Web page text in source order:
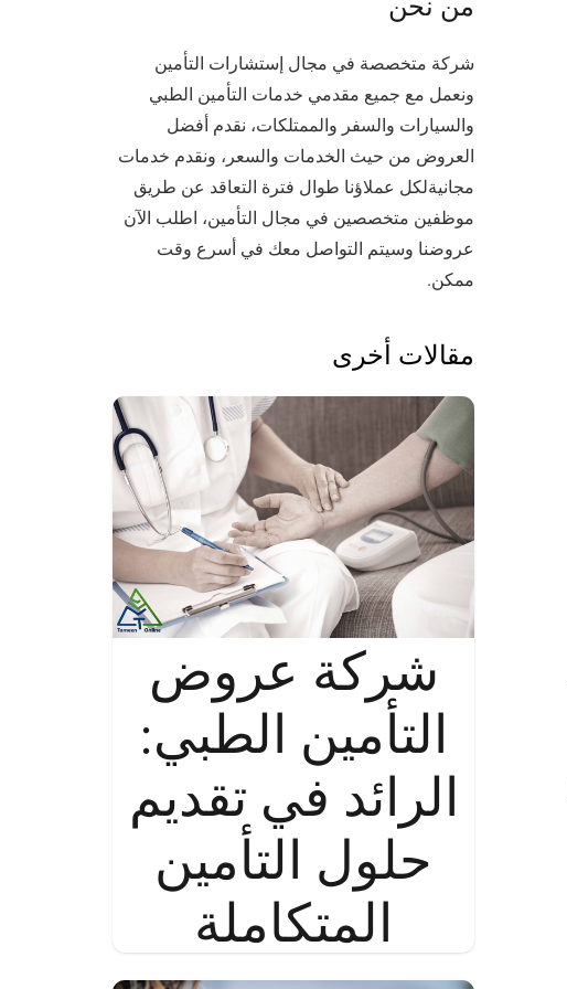
شركة متخصصة في مجال إستشارات التأمين
ونعمل مع جميع مقدمي خدمات التأمين الطبي
والسيارات والسفر والممتلكات، نقدم أفضل
العروض من حيث الخدمات والسعر، ونقدم خدمات
مجانيةلكل عملاؤنا طوال فترة التعاقد عن طريق
موظفين متخصصين في مجال التأمين، اطلب الآن
عروضنا وسيتم التواصل معك في أسرع وقت
ممكن.
مقالات أخرى
شركة عروض
التأمين الطبي:
الرائد في تقديم
حلول التأمين
المتكاملة